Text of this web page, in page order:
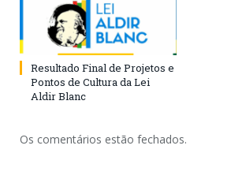
Resultado Final de Projetos e
Pontos de Cultura da Lei
Aldir Blanc
Os comentários estão fechados.